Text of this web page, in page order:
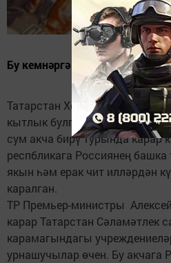
Бу кемнәргә кагыла?
Татарстан Хөкүмәте
кытлык булган һөнәр
сум акча бирү турында карар
респбликага Россиянең
якын һәм ерак чит илләрдән
каралган.
ТР Премьер-министры
карар Татарстан Сәламәтлек
карамагындагы
урнашучылар өчен. Бу акчага